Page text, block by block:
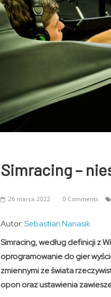
Simracing –
26 marca 2022 0 Comments
Autor:Sebastian Nanasik
Simracing, według definicji z
oprogramowanie do gier
zmiennymi ze świata
opon oraz ustawienia